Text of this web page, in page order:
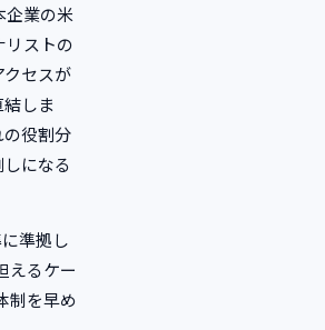
企業の米
リストの
セスが
しま
役割分
になる
準拠し
えるケー
制を早め